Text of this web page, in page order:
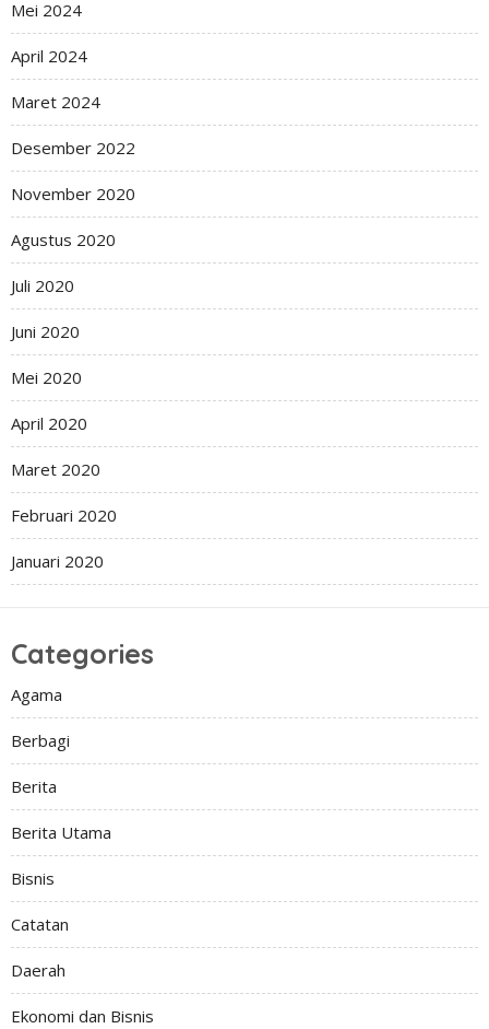
Mei 2024
April 2024
Maret 2024
Desember 2022
November 2020
Agustus 2020
Juli 2020
Juni 2020
Mei 2020
April 2020
Maret 2020
Februari 2020
Januari 2020
Categories
Agama
Berbagi
Berita
Berita Utama
Bisnis
Catatan
Daerah
Ekonomi dan Bisnis